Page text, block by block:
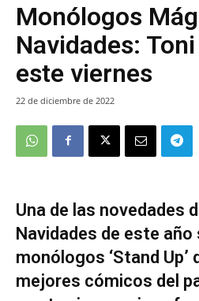
Monólogos
Navidades:
este viernes
22 de diciembre de 2022
Una de las novedades
Navidades de este año
monólogos ‘Stand Up’
mejores cómicos del